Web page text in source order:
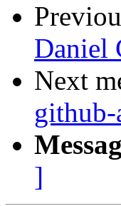
Daniel
Next
github-
]